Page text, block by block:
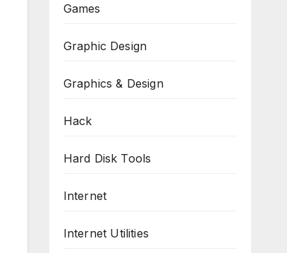
Games
Graphic Design
Graphics & Design
Hack
Hard Disk Tools
Internet
Internet Utilities